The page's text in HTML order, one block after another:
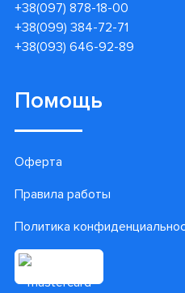
+38(097) 878-18-00
+38(099) 384-72-71
+38(093) 646-92-89
Помощь
Оферта
Правила работы
Политика